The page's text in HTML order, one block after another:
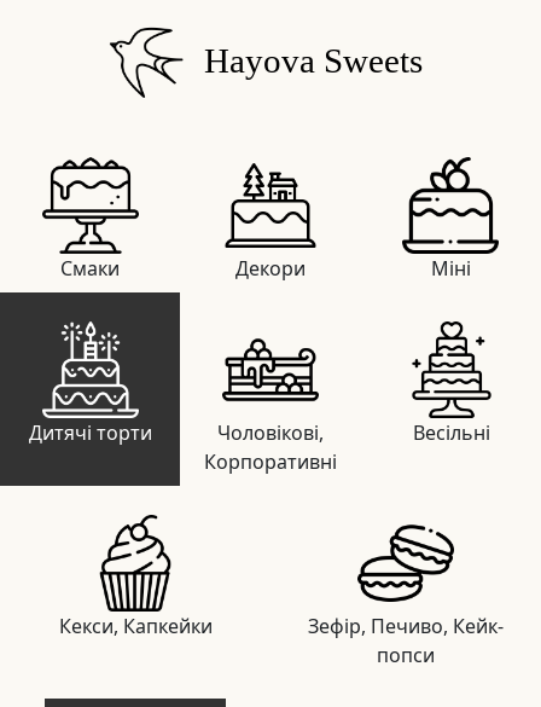
Hayova Sweets
Смаки Декори Міні
Дитячі торти
Чоловікові,
Корпоративні
Весільні
Кекси, Капкейки
Зефір, Печиво, Кейк-
попси